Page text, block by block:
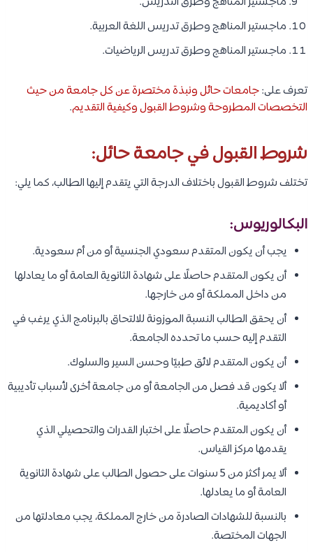
ماجستير المناهج وطرق تدريس اللغة العربية.
ماجستير المناهج وطرق تدريس الرياضيات.
تعرف على:جامعات حائل ونبذة مختصرة عن كل جامعة من حيث
التخصصات المطروحة وشروط القبول وكيفية التقديم.
شروط القبول في جامعة حائل:
تختلف شروط القبول باختلاف الدرجة التي يتقدم إليها الطالب، كما يلي:
البكالوريوس:
يجب أن يكون المتقدم سعودي الجنسية أو من أم سعودية.
أن يكون المتقدم حاصلًا على شهادة الثانوية العامة أو ما يعادلها
من داخل المملكة أو من خارجها.
أن يحقق الطالب النسبة الموزونة للالتحاق بالبرنامج الذي يرغب في
التقدم إليه حسب ما تحدده الجامعة.
أن يكون المتقدم لائق طبيًا وحسن السير والسلوك.
ألا يكون قد فصل من الجامعة أو من جامعة أخرى لأسباب تأديبية
أو أكاديمية.
أن يكون المتقدم حاصلًا على اختبار القدرات والتحصيلي الذي
يقدمها مركز القياس.
ألا يمر أكثر من 5 سنوات على حصول الطالب على شهادة الثانوية
العامة أو ما يعادلها.
بالنسبة للشهادات الصادرة من خارج المملكة، يجب معادلتها من
الجهات المختصة.